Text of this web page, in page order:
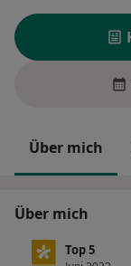
Über mich
Über mich
Top 5